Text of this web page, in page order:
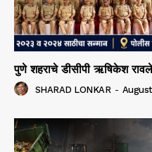
पुणे शहराचे डीसीपी ऋषिकेश
SHARAD LONKAR -